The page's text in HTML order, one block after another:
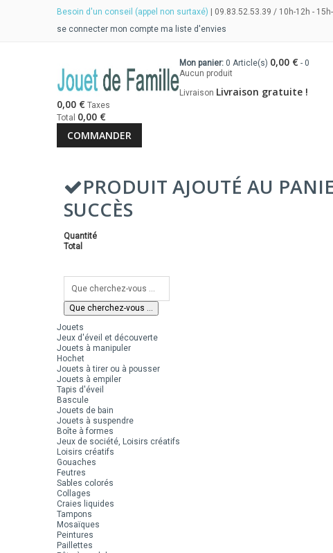
Besoin d'un conseil (appel non surtaxé) | 09.83.52.53.39 / 10h-12h -
se connecter mon compte ma liste d'envies
Mon panier: 0 Article(s) 0,00 € - 0
Aucun produit
Livraison Livraison gratuite !
0,00 € Taxes
Total 0,00 €
COMMANDER
PRODUIT AJOUTÉ AU
SUCCÈS
Quantité
Total
Que cherchez-vous ...
Jouets
Jeux d'éveil et découverte
Jouets à manipuler
Hochet
Jouets à tirer ou à pousser
Jouets à empiler
Tapis d'éveil
Bascule
Jouets de bain
Jouets à suspendre
Boîte à formes
Jeux de société, Loisirs créatifs
Loisirs créatifs
Gouaches
Feutres
Sables colorés
Collages
Craies liquides
Tampons
Mosaïques
Peintures
Paillettes